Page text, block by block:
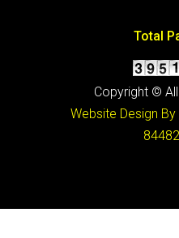
Total
Copyright ©
Website Design